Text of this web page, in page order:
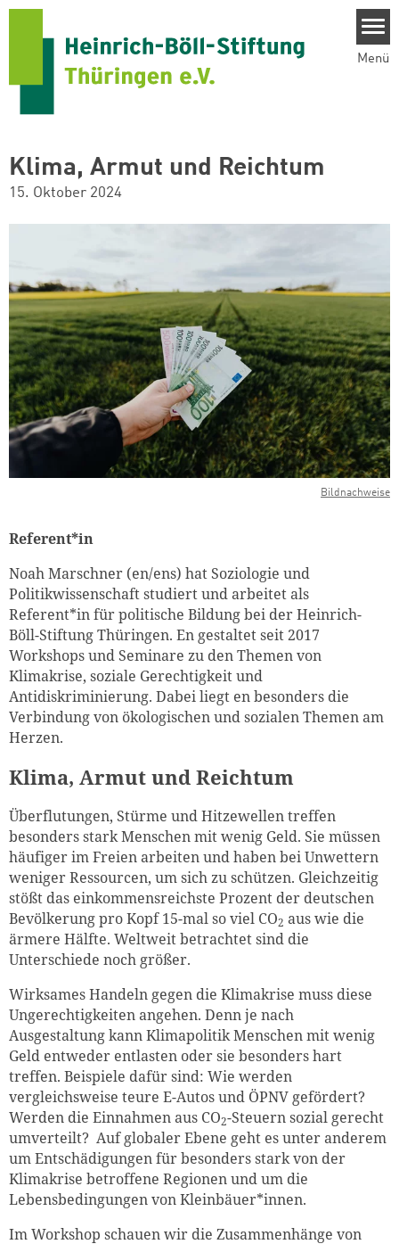
Direkt zum Inhalt
Menü
Klima, Armut und Reichtum
15. Oktober 2024
Bildnachweise
Referent*in
Noah Marschner (en/ens) hat Soziologie und
Politikwissenschaft studiert und arbeitet als
Referent*in für politische Bildung bei der Heinrich-
Böll-Stiftung Thüringen. En gestaltet seit 2017
Workshops und Seminare zu den Themen von
Klimakrise, soziale Gerechtigkeit und
Antidiskriminierung. Dabei liegt en besonders die
Verbindung von ökologischen und sozialen Themen am
Herzen.
Klima, Armut und Reichtum
Überflutungen, Stürme und Hitzewellen treffen
besonders stark Menschen mit wenig Geld. Sie müssen
häufiger im Freien arbeiten und haben bei Unwettern
weniger Ressourcen, um sich zu schützen. Gleichzeitig
stößt das einkommensreichste Prozent der deutschen
Bevölkerung pro Kopf 15-mal so viel CO2 aus wie die
ärmere Hälfte. Weltweit betrachtet sind die
Unterschiede noch größer.
Wirksames Handeln gegen die Klimakrise muss diese
Ungerechtigkeiten angehen. Denn je nach
Ausgestaltung kann Klimapolitik Menschen mit wenig
Geld entweder entlasten oder sie besonders hart
treffen. Beispiele dafür sind: Wie werden
vergleichsweise teure E-Autos und ÖPNV gefördert?
Werden die Einnahmen aus CO2-Steuern sozial gerecht
umverteilt? Auf globaler Ebene geht es unter anderem
um Entschädigungen für besonders stark von der
Klimakrise betroffene Regionen und um die
Lebensbedingungen von Kleinbäuer*innen.
Im Workshop schauen wir die Zusammenhänge von